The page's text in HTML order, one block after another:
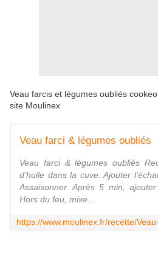
Veau farcis et légumes oubliés
site Moulinex
Veau farci & légumes oubliés
Veau farci & légumes oubliés
d'huile dans la cuve. Ajouter
Assaisonner. Après 5 min,
Hors du feu, mixe...